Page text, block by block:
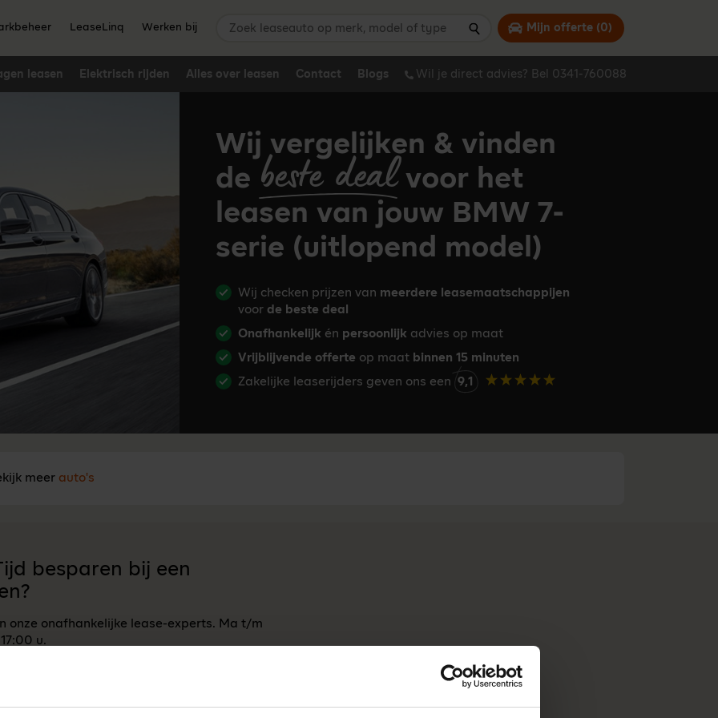
LeaseLinq Werken bij
leasen Elektrisch rijden Alles over leasen Contact Blogs Wil je direct advies? Bel 0341-760088
Zoek leaseauto op merk, model of type
Zoeken
Mijn offerte (0)
Wij vergelijken & vinden
de beste dealvoor het
leasen van jouw BMW 7-
serie (uitlopend model)
Wij checken prijzen van meerdere leasemaatschappijen
voor de beste deal
Onafhankelijk én persoonlijk advies op maat
Vrijblijvende offerte op maat binnen 15 minuten
Zakelijke leaserijders geven ons een 9,1
meer auto's
besparen bij een
onze onafhankelijke lease-experts. Ma t/m
u.